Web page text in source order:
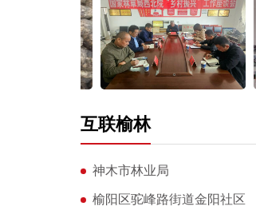
互联榆林
神木市林业局
榆阳区驼峰路街道金阳社区